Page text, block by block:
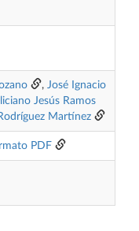
, José Ignacio
Jesús Ramos
Martínez
PDF